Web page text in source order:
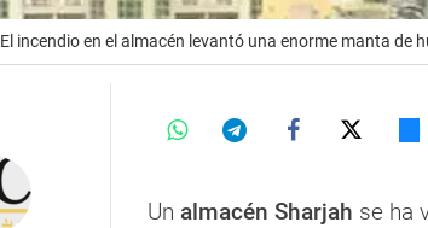
El incendio en el almacén levantó una enorme manta de
Un almacén Sharjah se ha